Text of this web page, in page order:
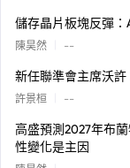
儲存晶片板塊反彈：
陳昊然 --
新任聯準會主席沃
許景桓 --
高盛預測2027年布
性變化是主因